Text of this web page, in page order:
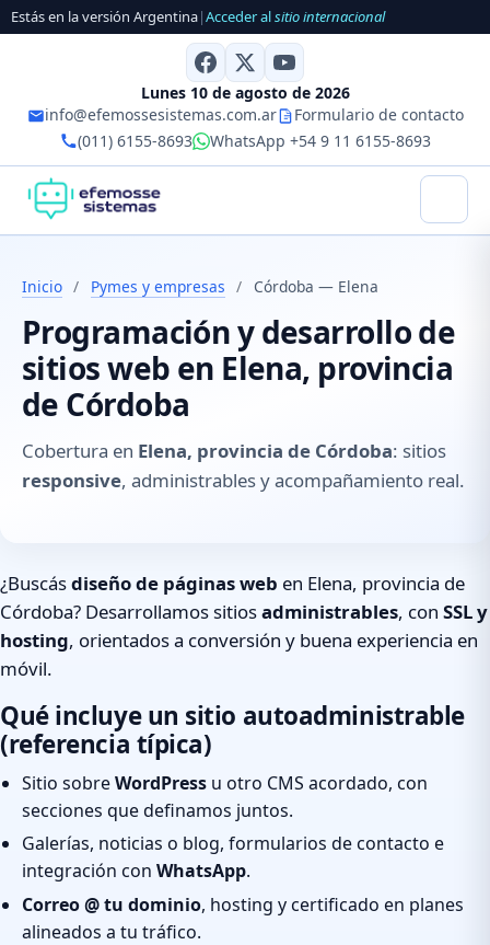
Estás en la versión Argentina|Acceder alsitio internacional
Lunes 10 de agosto de 2026
info@efemossesistemas.com.ar
Formulario de contacto
(011) 6155-8693
WhatsApp +54 9 11 6155-8693
Inicio / Pymes y empresas / Córdoba — Elena
Programación y desarrollo de
sitios web en Elena, provincia
de Córdoba
Cobertura en Elena, provincia de Córdoba: sitios
responsive, administrables y acompañamiento real.
¿Buscásdiseño de páginas web en Elena, provincia de
Córdoba? Desarrollamos sitiosadministrables, con SSL y
hosting, orientados a conversión y buena experiencia en
móvil.
Qué incluye un sitio autoadministrable
(referencia típica)
Sitio sobreWordPress u otro CMS acordado, con
secciones que definamos juntos.
Galerías, noticias o blog, formularios de contacto e
integración con WhatsApp.
Correo @ tu dominio, hosting y certificado en planes
alineados a tu tráfico.